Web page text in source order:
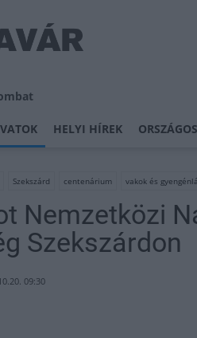
HELYI HÍREK
Szekszárd centenárium vakok és
Nemzetközi
Szekszárdon
09:30